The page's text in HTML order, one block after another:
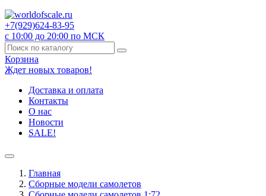
+7(929)624-83-95
с 10:00 до 20:00 по МСК
Корзина
Ждет новых товаров!
Доставка и оплата
Контакты
О нас
Новости
SALE!
Главная
Сборные модели самолетов